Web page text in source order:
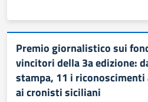
Premio giornalistico sui
vincitori della 3a edizione:
stampa, 11 i
ai cronisti siciliani